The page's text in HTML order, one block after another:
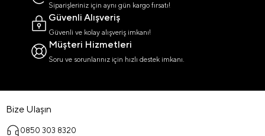
Siparişleriniz için aynı gün kargo fırsatı!
Güvenli Alışveriş
Güvenli ve kolay alışveriş imkanı!
Müşteri Hizmetleri
Soru ve sorunlarınız için hızlı destek imkanı.
Bize Ulaşın
0850 303 8320